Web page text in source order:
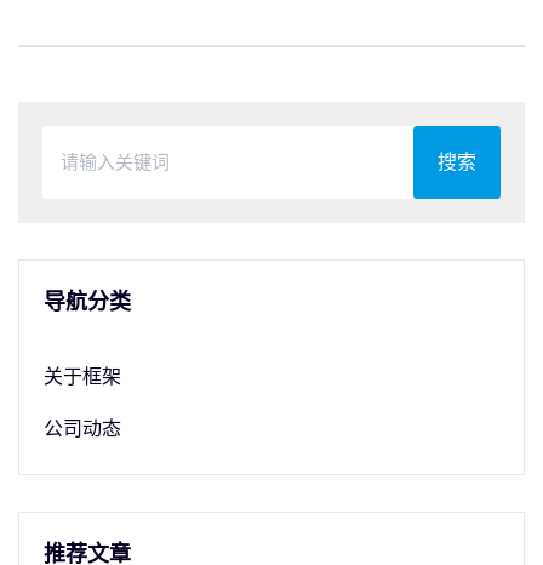
搜索
导航分类
关于框架
公司动态
推荐文章